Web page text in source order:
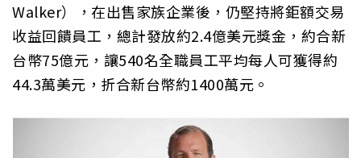
Walker），在出售家族企業後，仍堅持將鉅額交易
收益回饋員工，總計發放約2.4億美元獎金，約合新
台幣75億元，讓540名全職員工平均每人可獲得約
44.3萬美元，折合新台幣約1400萬元。